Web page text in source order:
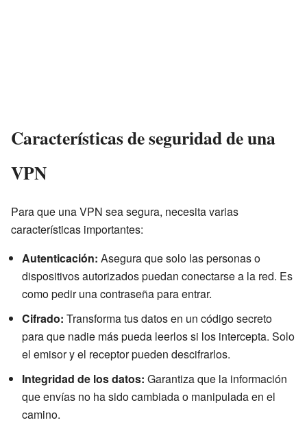
Características de seguridad de una
VPN
Para que una VPN sea segura, necesita varias
características importantes:
Autenticación: Asegura que solo las personas o
dispositivos autorizados puedan conectarse a la red. Es
como pedir una contraseña para entrar.
Cifrado: Transforma tus datos en un código secreto
para que nadie más pueda leerlos si los intercepta. Solo
el emisor y el receptor pueden descifrarlos.
Integridad de los datos: Garantiza que la información
que envías no ha sido cambiada o manipulada en el
camino.